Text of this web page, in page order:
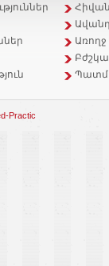
Practic